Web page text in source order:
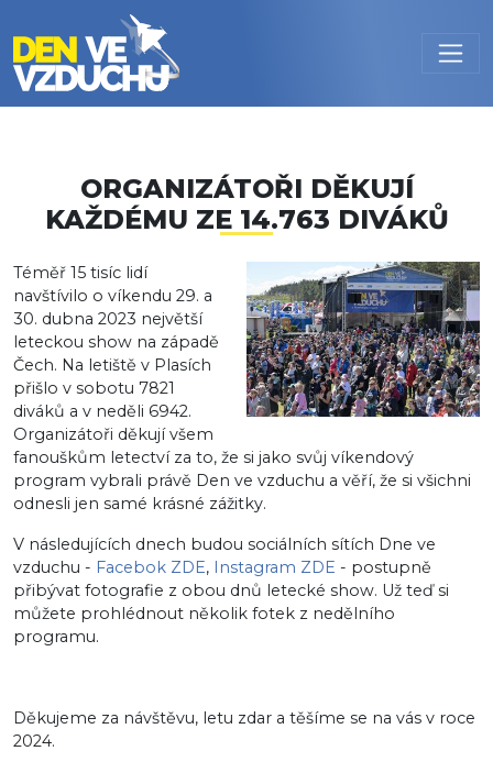
Přejít k hlavnímu obsahu
ORGANIZÁTOŘI DĚKUJÍ
KAŽDÉMU ZE 14.763 DIVÁKŮ
Téměř 15 tisíc lidí
navštívilo o víkendu 29. a
30. dubna 2023 největší
leteckou show na západě
Čech. Na letiště v Plasích
přišlo v sobotu 7821
diváků a v neděli 6942.
Organizátoři děkují všem
fanouškům letectví za to, že si jako svůj víkendový
program vybrali právě Den ve vzduchu a věří, že si všichni
odnesli jen samé krásné zážitky.
V následujících dnech budou sociálních sítích Dne ve
vzduchu - Facebok ZDE, Instagram ZDE - postupně
přibývat fotografie z obou dnů letecké show. Už teď si
můžete prohlédnout několik fotek z nedělního
programu.
Děkujeme za návštěvu, letu zdar a těšíme se na vás v roce
2024.